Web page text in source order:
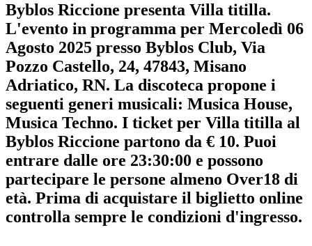
Byblos Riccione presenta Villa titilla.
L'evento in programma per Mercoledì 06
Agosto 2025 presso Byblos Club, Via
Pozzo Castello, 24, 47843, Misano
Adriatico, RN. La discoteca propone i
seguenti generi musicali: Musica House,
Musica Techno. I ticket per Villa titilla al
Byblos Riccione partono da € 10. Puoi
entrare dalle ore 23:30:00 e possono
partecipare le persone almeno Over18 di
età. Prima di acquistare il biglietto online
controlla sempre le condizioni d'ingresso.